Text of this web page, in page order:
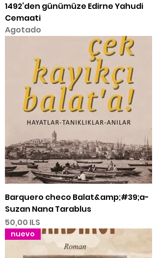
1492’den günümüze Edirne Yahudi
Cemaati
Agotado
Barquero checo Balat&amp;#39;a-
Suzan Nana Tarablus
Precio
50,00 ILS
nuevo